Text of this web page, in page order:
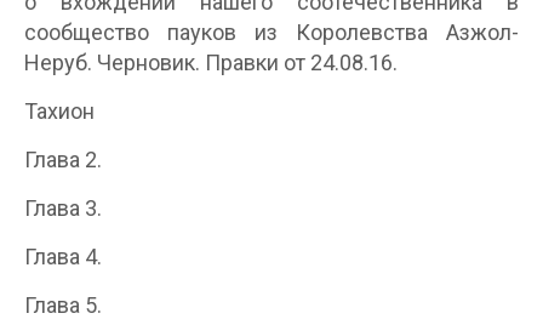
сообщество пауков из Королевства Азжол-
Неруб. Черновик. Правки от 24.08.16.
Тахион
Глава 2.
Глава 3.
Глава 4.
Глава 5.